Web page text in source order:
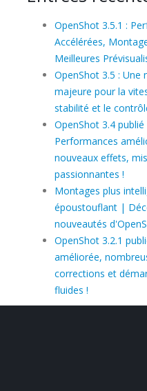
OpenShot 3.5.1 :
Accélérées,
Meilleures
OpenShot 3.5 : Une
majeure pour la
stabilité et le
OpenShot 3.4
Performances
nouveaux effets,
passionnantes !
Montages plus
époustouflant |
nouveautés
OpenShot 3.2.1
améliorée,
corrections et
fluides !